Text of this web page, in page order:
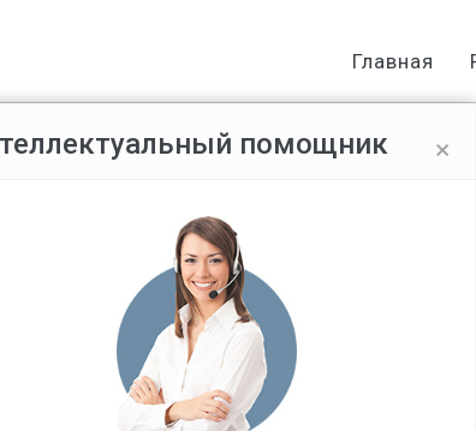
Главная
тишины. Также какие ужи
доме кафе.
×
помощник